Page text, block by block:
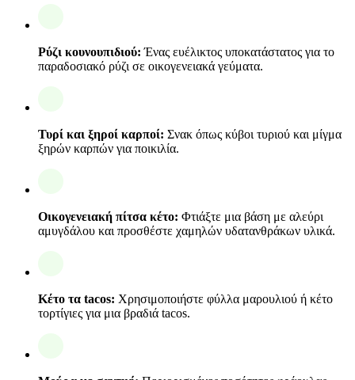
Ρύζι κουνουπιδιού: Ένας ευέλικτος υποκατάστατος για το
παραδοσιακό ρύζι σε οικογενειακά γεύματα.
Τυρί και ξηροί καρποί: Σνακ όπως κύβοι τυριού και μίγμα
ξηρών καρπών για ποικιλία.
Οικογενειακή πίτσα κέτο: Φτιάξτε μια βάση με αλεύρι
αμυγδάλου και προσθέστε χαμηλών υδατανθράκων υλικά.
Κέτο τα tacos: Χρησιμοποιήστε φύλλα μαρουλιού ή κέτο
τορτίγιες για μια βραδιά tacos.